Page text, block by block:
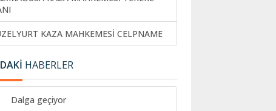
KAZA MAHKEMESİ CELPNAME
HABERLER
Dalga geçiyor